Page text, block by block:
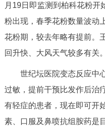
政务服务
便民服务
中介服务
月19日即监测到柏科花粉开
粉出现，春季花粉数量波动
花粉期，较去年略有提前。
回升快、大风天气较多有关。
世纪坛医院变态反应中心
过敏，提前干预比发作后治
有轻症的患者，现在即可开
素、口服及鼻喷抗组胺药是